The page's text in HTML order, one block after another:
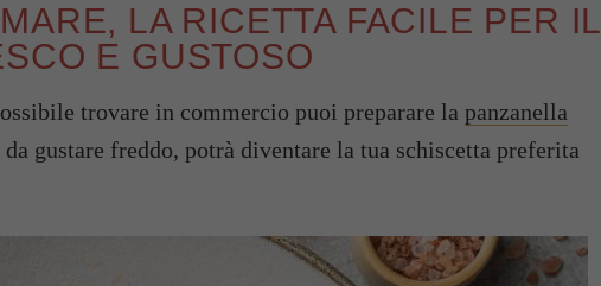
LA RICETTA FACILE PER IL
E GUSTOSO
trovare in commercio puoi preparare la panzanella
gustare freddo, potrà diventare la tua schiscetta preferita